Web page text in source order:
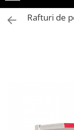
Rafturi de